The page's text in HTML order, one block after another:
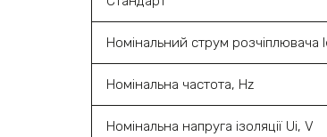
Номінальний струм розчіплювача
Номінальна частота, Hz
Номінальна напруга ізоляції Ui, V